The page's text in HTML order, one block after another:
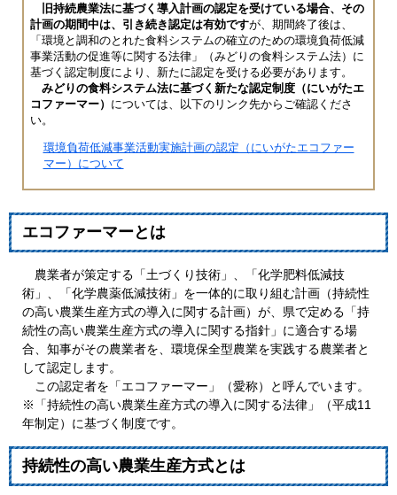
​旧持続農業法に基づく導入計画の認定を受けている場合、その
計画の期間中は、引き続き認定は有効ですが、期間終了後は、
「環境と調和のとれた食料システムの確立のための環境負荷低減
事業活動の促進等に関する法律」（みどりの食料システム法）に
基づく認定制度により、新たに認定を受ける必要があります。
みどりの食料システム法に基づく新たな認定制度（にいがたエ
コファーマー） については、以下のリンク先からご確認くださ
い。
環境負荷低減事業活動実施計画の認定（にいがたエコファー
マー）について
エコファーマーとは
農業者が策定する「土づくり技術」、「化学肥料低減技
術」、「化学農薬低減技術」を一体的に取り組む計画（持続性
の高い農業生産方式の導入に関する計画）が、県で定める「持
続性の高い農業生産方式の導入に関する指針」に適合する場
合、知事がその農業者を、環境保全型農業を実践する農業者と
して認定します。
この認定者を「エコファーマー」（愛称）と呼んでいます。
※「持続性の高い農業生産方式の導入に関する法律」（平成11
年制定）に基づく制度です。
持続性の高い農業生産方式とは